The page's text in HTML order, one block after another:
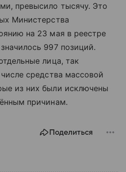
превысило тысячу. Это
Министерства
на 23 мая в реестре
997 позиций.
лица, так
средства массовой
из них были исключены
причинам.
Поделиться